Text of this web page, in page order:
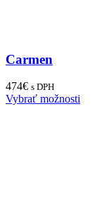
Carmen
474€ s DPH
Vybrať možnosti